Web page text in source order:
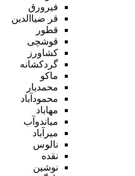
فیرورق
قر ضیاالدین
قطور
قوشچی
کشاورز
گردکشانه
ماکو
محمدیار
محمودآباد
مهاباد
میاندوآب
میرآباد
نالوس
نقده
نوشین